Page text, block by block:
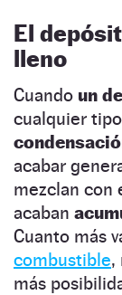
El
lleno
Cuando un
cualquier
acabar
mezclan con
acaban
Cuanto más
combustible,
más